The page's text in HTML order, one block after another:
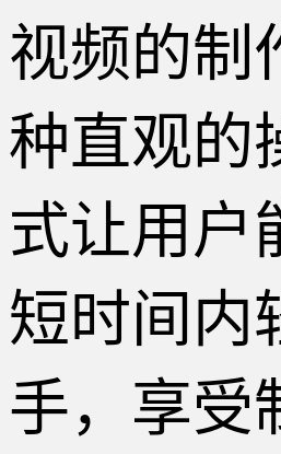
视频的制
种直观的
式让用户
短时间内
手，享受